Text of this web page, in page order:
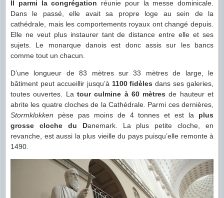
II parmi la congrégation réunie pour la messe dominicale.
Dans le passé, elle avait sa propre loge au sein de la
cathédrale, mais les comportements royaux ont changé depuis.
Elle ne veut plus instaurer tant de distance entre elle et ses
sujets. Le monarque danois est donc assis sur les bancs
comme tout un chacun.
D’une longueur de 83 mètres sur 33 mètres de large, le
bâtiment peut accueillir jusqu’à 1100 fidèles dans ses galeries,
toutes ouvertes. La tour culmine à 60 mètres de hauteur et
abrite les quatre cloches de la Cathédrale. Parmi ces dernières,
Stormklokken pèse pas moins de 4 tonnes et est la plus
grosse cloche du Danemark. La plus petite cloche, en
revanche, est aussi la plus vieille du pays puisqu’elle remonte à
1490.